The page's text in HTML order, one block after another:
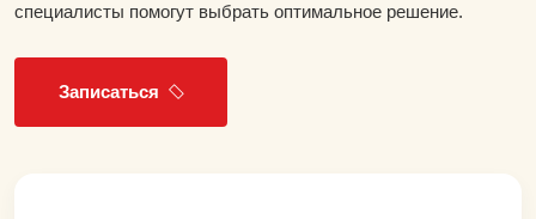
специалисты помогут выбрать оптимальное решение.
Записаться